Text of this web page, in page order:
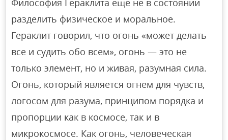
Философия Гераклита еще не в состоянии
разделить физическое и моральное.
Гераклит говорил, что огонь «может делать
все и судить обо всем», огонь — это не
только элемент, но и живая, разумная сила.
Огонь, который является огнем для чувств,
логосом для разума, принципом порядка и
пропорции как в космосе, так и в
микрокосмосе. Как огонь, человеческая